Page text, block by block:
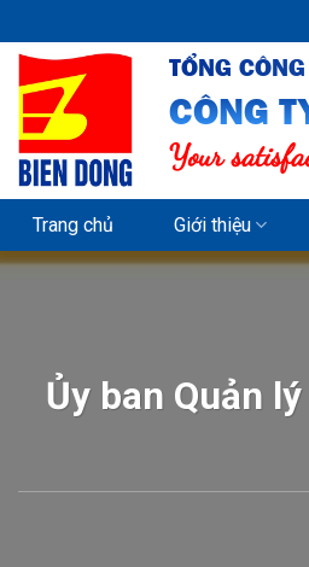
to
content
TỔNG
CÔNG
Your
Trang chủ Giới thiệu
Ủy ban Quản